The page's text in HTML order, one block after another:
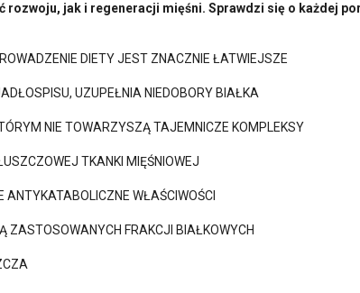
rozwoju, jak i regeneracji mięśni. Sprawdzi się o każdej
DIETY JEST ZNACZNIE ŁATWIEJSZE
UZUPEŁNIA NIEDOBORY BIAŁKA
NIE TOWARZYSZĄ TAJEMNICZE KOMPLEKSY
TKANKI MIĘŚNIOWEJ
WŁAŚCIWOŚCI
ZASTOSOWANYCH FRAKCJI BIAŁKOWYCH